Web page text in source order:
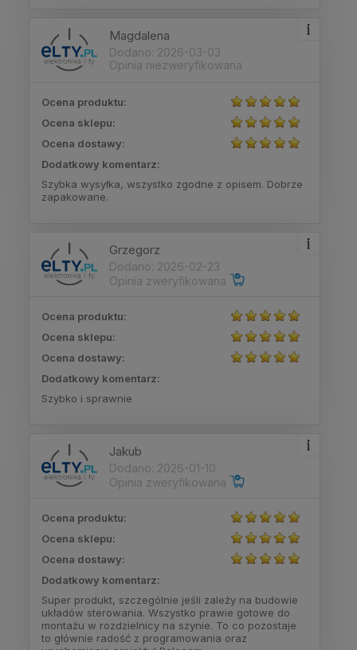
Magdalena
Dodano: 2026-03-03
Opinia niezweryfikowana
Ocena produktu:
Ocena sklepu:
Ocena dostawy:
Dodatkowy komentarz:
Szybka wysyłka, wszystko zgodne z opisem. Dobrze
zapakowane.
Grzegorz
Dodano: 2026-02-23
Opinia zweryfikowana
Ocena produktu:
Ocena sklepu:
Ocena dostawy:
Dodatkowy komentarz:
Szybko i sprawnie
Jakub
Dodano: 2026-01-10
Opinia zweryfikowana
Ocena produktu:
Ocena sklepu:
Ocena dostawy:
Dodatkowy komentarz:
Super produkt, szczególnie jeśli zależy na budowie
układów sterowania. Wszystko prawie gotowe do
montażu w rozdzielnicy na szynie. To co pozostaje
to głównie radość z programowania oraz